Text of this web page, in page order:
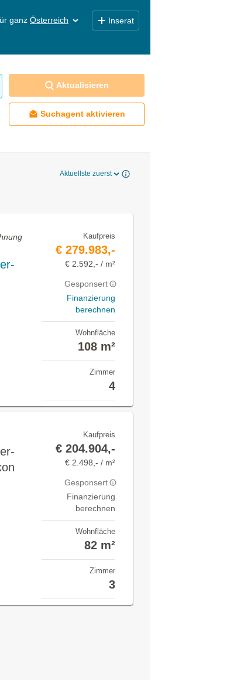
ganz Österreich Inserat
Aktualisieren
Suchagent aktivieren
Aktuellste zuerst
Kaufpreis
€ 279.983,-
€ 2.592,- / m²
Gesponsert
Finanzierung
berechnen
Wohnfläche
108 m²
Zimmer
4
Kaufpreis
€ 204.904,-
€ 2.498,- / m²
Gesponsert
Finanzierung
berechnen
Wohnfläche
82 m²
Zimmer
3